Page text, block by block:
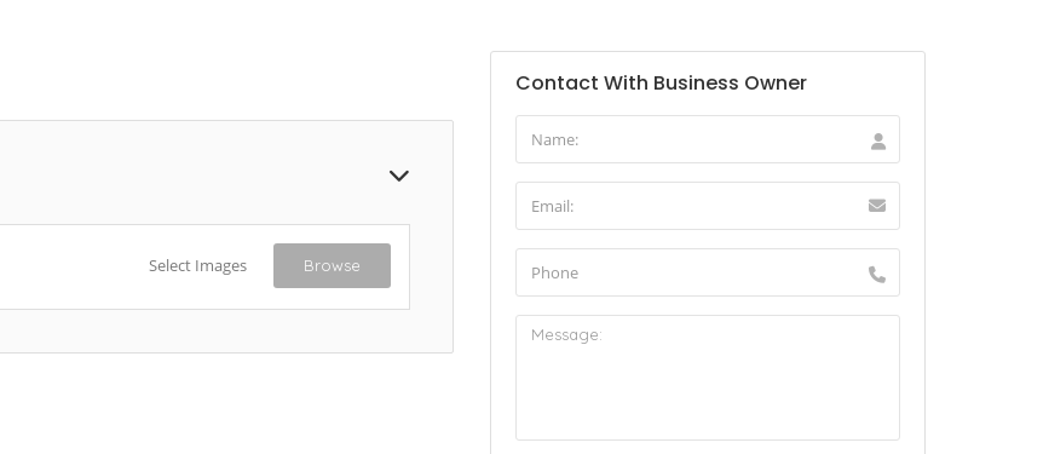
Select Images Browse
Contact With Business Owner